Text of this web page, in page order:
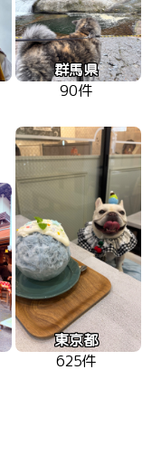
群馬県
90件
東京都
625件